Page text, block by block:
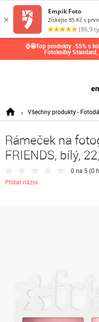
⌚🤩Top produkty -55% s
Fotoknihy
Všechny produkty -
Rámeček na
FRIENDS, bílý,
0 na 5 (0
Přidat názor